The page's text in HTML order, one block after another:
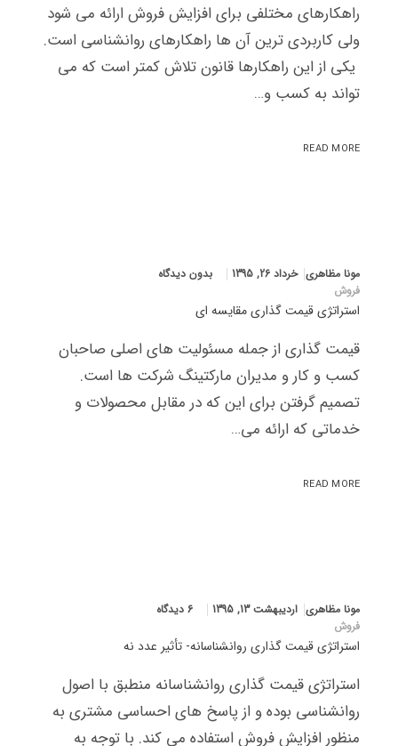
راهکارهای مختلفی برای افزایش فروش ارائه می شود
ولی کاربردی ترین آن ها راهکارهای روانشناسی است.
یکی از این راهکارها قانون تلاش کمتر است که می
تواند به کسب و…
READ MORE
مونا مظاهری خرداد 26, 1395
بدون دیدگاه
فروش
استراتژی قیمت گذاری مقایسه ای
قیمت گذاری از جمله مسئولیت های اصلی صاحبان
کسب و کار و مدیران مارکتینگ شرکت ها است.
تصمیم گرفتن برای این که در مقابل محصولات و
خدماتی که ارائه می…
READ MORE
مونا مظاهری اردیبهشت 13, 1395
6 دیدگاه
فروش
استراتژی قیمت گذاری روانشناسانه- تأثیر عدد نه
استراتژی قیمت گذاری روانشناسانه منطبق با اصول
روانشناسی بوده و از پاسخ های احساسی مشتری به
منظور افزایش فروش استفاده می کند. با توجه به